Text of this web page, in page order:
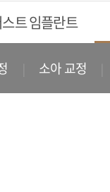
트 임플란트
소아 교정